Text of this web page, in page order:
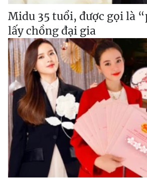
Midu 35 tuổi, được gọi là
lấy chồng đại gia